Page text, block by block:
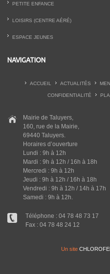
PETITE ENFANCE
LOISIRS (CENTRE AÉRÉ)
ESPACE JEUNES
NAVIGATION
ACCUEIL ACTUALITÉS
CONFIDENTIALITÉ
Mairie de Taluyers,
160, rue de la Mairie,
69440 Taluyers.
Horaires d’ouverture
Lundi : 9h à 12h
Mardi : 9h à 12h / 16h à 18h
Mercredi : 9h à 12h
Jeudi : 9h à 12h / 16h à 18h
Vendredi : 9h à 12h / 14h à 17h
Samedi : 9h à 12h.
Téléphone : 04 78 48 73 17
Fax : 04 78 48 24 12
Un site